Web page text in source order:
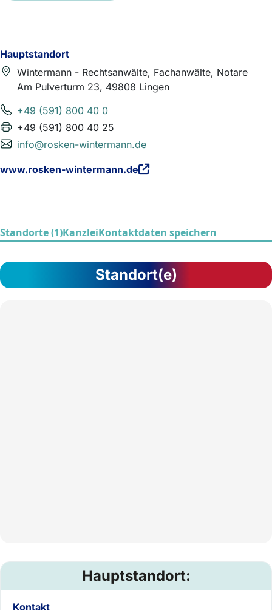
Hauptstandort
Wintermann - Rechtsanwälte, Fachanwälte, Notare
Am Pulverturm 23, 49808 Lingen
+49 (591) 800 40 0
+49 (591) 800 40 25
info@rosken-wintermann.de
www.rosken-wintermann.de
Standorte (1)KanzleiKontaktdaten speichern
Standort(e)
Hauptstandort:
Kontakt